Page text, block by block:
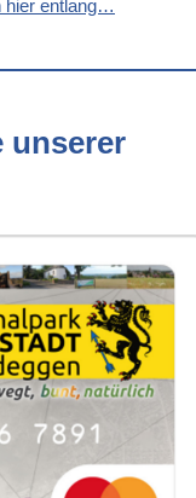
hier entlang…
unserer